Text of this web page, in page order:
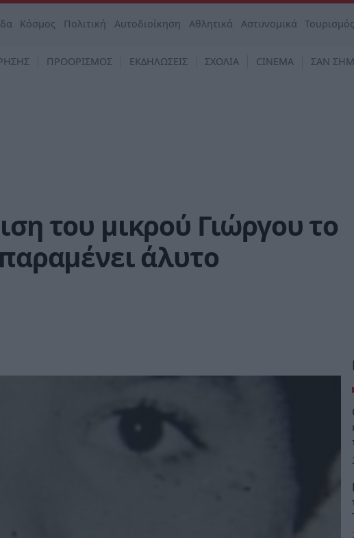
Κόσμος Πολιτική Αυτοδιοίκηση Αθλητικά Αστυνομικά Τουρισμός
ΠΡΟΟΡΙΣΜΟΣ ΕΚΔΗΛΩΣΕΙΣ ΣΧΟΛΙΑ CINEMA ΣΑΝ
του μικρού Γιώργου το
άλυτο